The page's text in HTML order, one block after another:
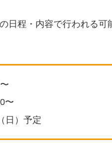
日程・内容で行われる可
〜
日）予定